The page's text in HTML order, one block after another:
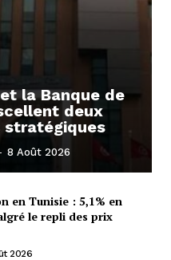
la Banque de
deux
stratégiques
8 Août 2026
en Tunisie : 5,1% en
le repli des prix
2026